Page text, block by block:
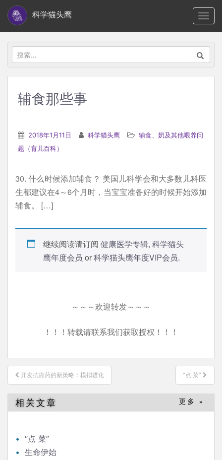
i
科学猫头鹰
搜
索：
辅食那些事
2018年1月11日 科学猫头鹰
辅食、奶及其他喂养问
题（育儿百科）
30. 什么时候添加辅食？ 美国儿科学会和大多数儿科医
生都建议在4～6个月时，当宝宝准备好的时候开始添加
辅食。 […]
继续阅读请订阅 健康医学专辑, 科学猫头
鹰年度会员 or科学猫头鹰年度VIP会员.
～～～欢迎转发～～～
！！！转载请联系我们获取授权！！！
文
章
导
航
开发抗癌药的新策略：模拟进化 “点 菜”
相关文章 更多 »
“点 菜”
生命伊始